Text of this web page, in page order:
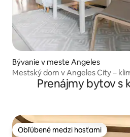
Bývanie v meste Angeles
Mestský dom v Angeles City –
Prenájmy bytov s
Obľúbené medzi hosťami
Obľúbené medzi hosťami